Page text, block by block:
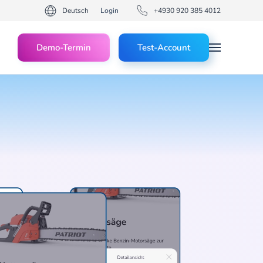
Deutsch Login +4930 920 385 4012
Demo-Termin Test-Account